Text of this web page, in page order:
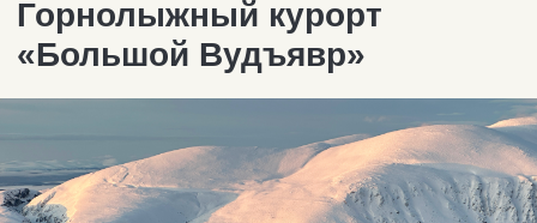
Это самое большое строение из снега
и льда, не имеющее аналогов в нашей
стране! Проект успешно реализуется
с 2008 года и уже стал обязательной
для посещения локацией для всех
деревня» — не просто большие
строения из льда и снега на огромной
территории 2 500 кв.м.